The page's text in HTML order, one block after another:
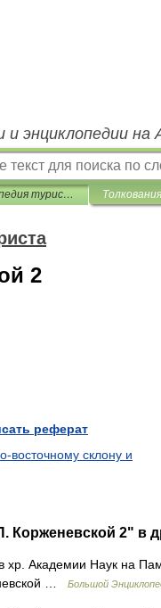
и энциклопедии на
Энциклопедия туриста Толкования
2
реферат
восточному склону и
Корженевской 2" в
хр. Академии Наук на
…
Большой